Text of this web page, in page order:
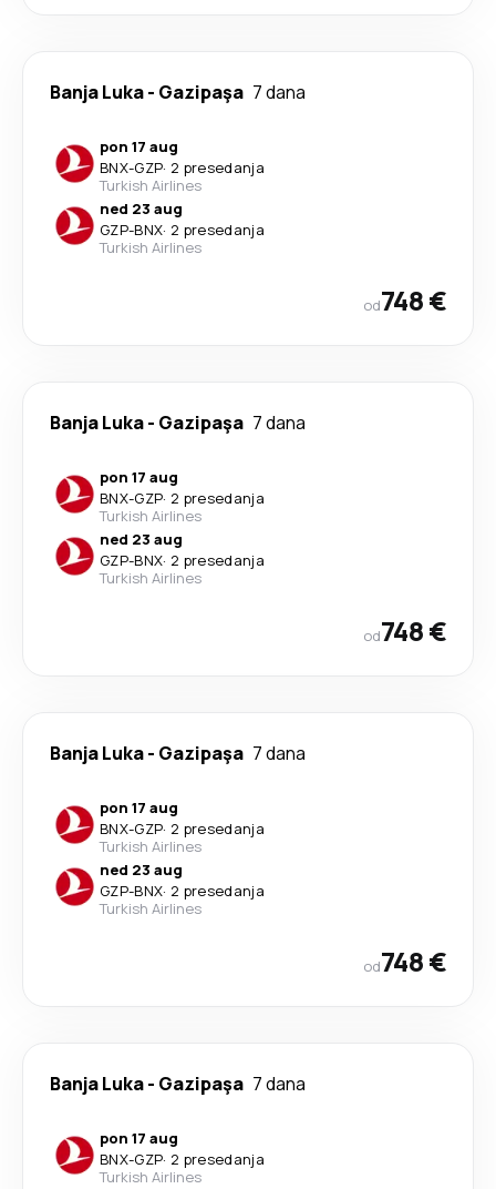
Banja Luka- Gazipaşa 7 dana
pon 17 aug
BNX-GZP· 2 presedanja
Turkish Airlines
ned 23 aug
GZP-BNX· 2 presedanja
Turkish Airlines
od748 €
Banja Luka- Gazipaşa 7 dana
pon 17 aug
BNX-GZP· 2 presedanja
Turkish Airlines
ned 23 aug
GZP-BNX· 2 presedanja
Turkish Airlines
od748 €
Banja Luka- Gazipaşa 7 dana
pon 17 aug
BNX-GZP· 2 presedanja
Turkish Airlines
ned 23 aug
GZP-BNX· 2 presedanja
Turkish Airlines
od748 €
Banja Luka- Gazipaşa 7 dana
pon 17 aug
BNX-GZP· 2 presedanja
Turkish Airlines